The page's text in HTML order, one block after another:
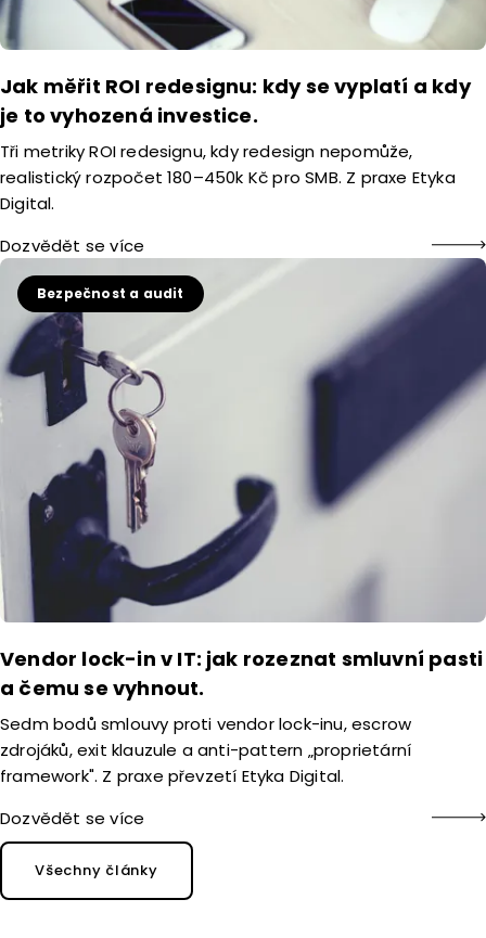
Jak měřit ROI redesignu: kdy se vyplatí a kdy
je to vyhozená investice.
Tři metriky ROI redesignu, kdy redesign nepomůže,
realistický rozpočet 180–450k Kč pro SMB. Z praxe Etyka
Digital.
Dozvědět se více
Bezpečnost a audit
Vendor lock-in v IT: jak rozeznat smluvní pasti
a čemu se vyhnout.
Sedm bodů smlouvy proti vendor lock-inu, escrow
zdrojáků, exit klauzule a anti-pattern „proprietární
framework". Z praxe převzetí Etyka Digital.
Dozvědět se více
Všechny články